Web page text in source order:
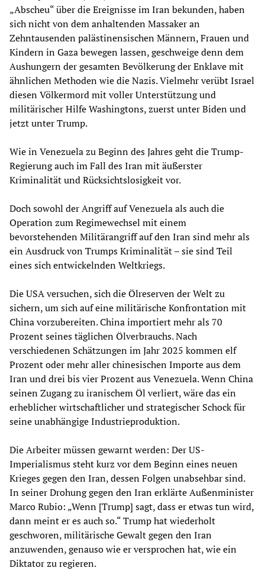
„Abscheu“ über die Ereignisse im Iran bekunden, haben
sich nicht von dem anhaltenden Massaker an
Zehntausenden palästinensischen Männern, Frauen und
Kindern in Gaza bewegen lassen, geschweige denn dem
Aushungern der gesamten Bevölkerung der Enklave mit
ähnlichen Methoden wie die Nazis. Vielmehr verübt Israel
diesen Völkermord mit voller Unterstützung und
militärischer Hilfe Washingtons, zuerst unter Biden und
jetzt unter Trump.
Wie in Venezuela zu Beginn des Jahres geht die Trump-
Regierung auch im Fall des Iran mit äußerster
Kriminalität und Rücksichtslosigkeit vor.
Doch sowohl der Angriff auf Venezuela als auch die
Operation zum Regimewechsel mit einem
bevorstehenden Militärangriff auf den Iran sind mehr als
ein Ausdruck von Trumps Kriminalität – sie sind Teil
eines sich entwickelnden Weltkriegs.
Die USA versuchen, sich die Ölreserven der Welt zu
sichern, um sich auf eine militärische Konfrontation mit
China vorzubereiten. China importiert mehr als 70
Prozent seines täglichen Ölverbrauchs. Nach
verschiedenen Schätzungen im Jahr 2025 kommen elf
Prozent oder mehr aller chinesischen Importe aus dem
Iran und drei bis vier Prozent aus Venezuela. Wenn China
seinen Zugang zu iranischem Öl verliert, wäre das ein
erheblicher wirtschaftlicher und strategischer Schock für
seine unabhängige Industrieproduktion.
Die Arbeiter müssen gewarnt werden: Der US-
Imperialismus steht kurz vor dem Beginn eines neuen
Krieges gegen den Iran, dessen Folgen unabsehbar sind.
In seiner Drohung gegen den Iran erklärte Außenminister
Marco Rubio: „Wenn [Trump] sagt, dass er etwas tun wird,
dann meint er es auch so.“ Trump hat wiederholt
geschworen, militärische Gewalt gegen den Iran
anzuwenden, genauso wie er versprochen hat, wie ein
Diktator zu regieren.